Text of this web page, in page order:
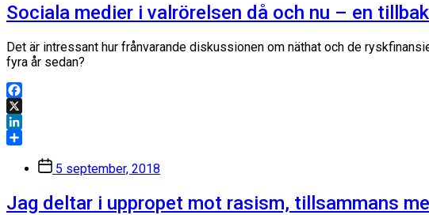
Sociala medier i valrörelsen då och nu – en
Det är intressant hur frånvarande diskussionen om näthat och de
fyra år sedan?
Facebook
X
LinkedIn
Inläggsdatum
5 september, 2018
Jag deltar i uppropet mot rasism, tillsammans